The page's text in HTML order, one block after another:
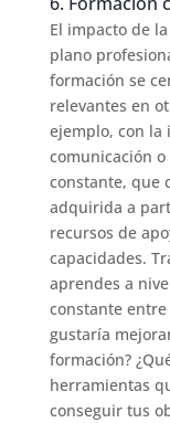
El impacto de
plano
formación se
relevantes en
ejemplo, con la
comunicación
constante, que
adquirida a
recursos de
capacidades.
aprendes a
constante
gustaría
formación?
herramientas
conseguir tus